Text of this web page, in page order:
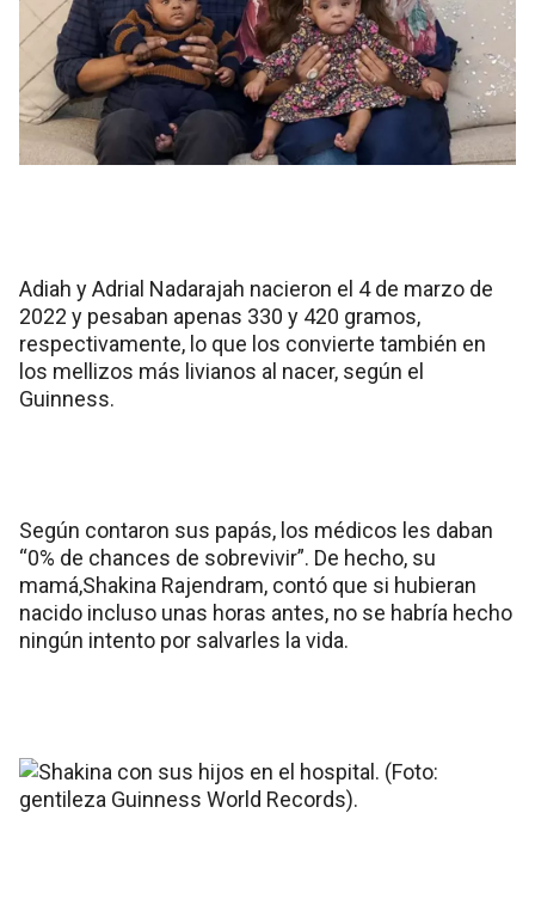
Adiah y Adrial Nadarajah nacieron el 4 de marzo de
2022 y pesaban apenas 330 y 420 gramos,
respectivamente, lo que los convierte también en
los mellizos más livianos al nacer, según el
Guinness.
Según contaron sus papás, los médicos les daban
“0% de chances de sobrevivir”. De hecho, su
mamá,Shakina Rajendram, contó que si hubieran
nacido incluso unas horas antes, no se habría hecho
ningún intento por salvarles la vida.